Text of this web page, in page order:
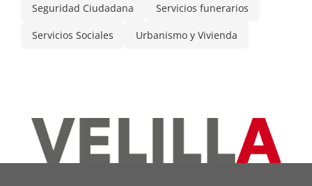
Seguridad Ciudadana Servicios funerarios
Servicios Sociales Urbanismo y Vivienda